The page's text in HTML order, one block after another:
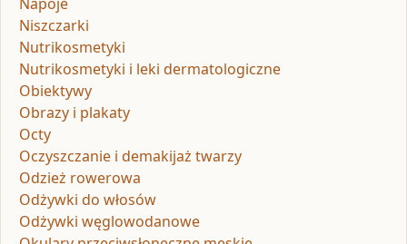
Niszczarki
Nutrikosmetyki
Nutrikosmetyki i leki dermatologiczne
Obiektywy
Obrazy i plakaty
Octy
Oczyszczanie i demakijaż twarzy
Odzież rowerowa
Odżywki do włosów
Odżywki węglowodanowe